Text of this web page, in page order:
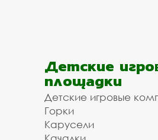
Доступная
Мы организуем для вас
/ укладки. Зделайте
Детские
площадки
Детские игровые
Горки
Карусели